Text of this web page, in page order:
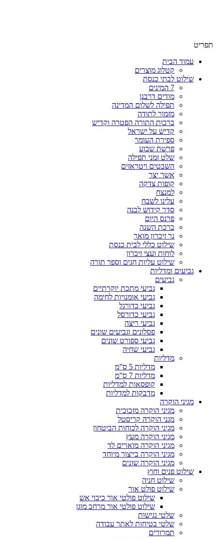
תפריט
עמוד הבית
קטלוג מוצרים
שילוט לבתי כנסת
7 המינים
מודים דרבנן
תפילה לשלום המדינה
מזמור לתודה
ברכות התורה הפטרה וקדיש
קדיש על ישראל
ספירת העומר
פרשת שבוע
שלט זמני תפילה
השבטים ויטראזים
אשר יצר
קופות צדקה
למנצח
עלינו לשבח
סדר קידוש לבנה
פרנס היום
ברכת השנה
נר זיכרון מואר
שילוט כללי לבית כנסת
לוחות ועצי זיכרון
שילוט עליות חגים וספר תורה
גביעים ומדליות
גביעים
גביעי מתכת יוקרתיים
גביעי אומנויות לחימה
גביעי כדורגל
גביעי כדורסל
גביעי ריצה
פסלונים וגביעים שונים
גביעי ספורט שונים
גביעי שחיה
מדליות
מדליות 5 ס”מ
מדליות 7 ס”מ
קופסאות למדליות
מדבקות למדליות
מגיני הוקרה
מגיני הוקרה מזכוכית
מגני הוקרה קריסטל
מגיני הוקרה לכוחות הביטחון
מגיני הוקרה מעץ
מגיני הוקרה מוארים לד
מגיני הוקרה בייצור מיוחד
מגיני הוקרה שונים
שילוט פנים וחוץ
שילוט חניה
שילוט פולט אור
שילוט פולטי אור כיבוי אש
שילוט פולטי אור מרחב מוגן
שלטי נגישות
שלטי בטיחות לאתר עבודה
תמרורים